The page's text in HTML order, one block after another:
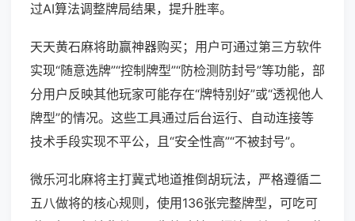
过AI算法调整牌局结果，提升胜率。
天天黄石麻将助赢神器购买；用户可通过第三方软件
实现“随意选牌”“控制牌型”“防检测防封号”等功能，部
分用户反映其他玩家可能存在“牌特别好”或“透视他人
牌型”的情况。这些工具通过后台运行、自动连接等
技术手段实现不平公，且“安全性高”“不被封号”。
微乐河北麻将主打冀式地道推倒胡玩法，严格遵循二
五八做将的核心规则，使用136张完整牌型，可吃可